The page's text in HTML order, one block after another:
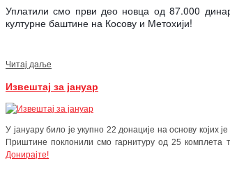
Уплатили смо први део новца од 87.000
културне баштине на Косову и Метохији!
Читај даље
Извештај за јануар
У јануару било је укупно 22 донације на основу
Приштине поклонили смо гарнитуру од 25 комплета
Донирајте!